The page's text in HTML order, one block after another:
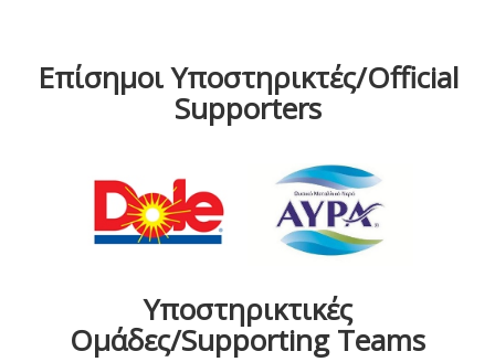
Επίσημοι Υποστηρικτές/Official
Supporters
Υποστηρικτικές
Ομάδες/Supporting Teams